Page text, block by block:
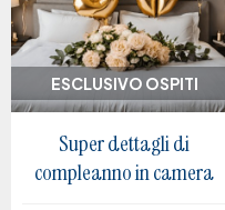
ESCLUSIVO OSPITI
Super dettagli di
compleanno in camera